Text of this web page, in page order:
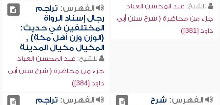
للشيخ: عبد المحسن العباد
جزء من محاضرة ( شرح سنن أبي
داود [381])
الفهرس: تراجم
رجال إسناد الرواة
المختلفين في حديث:
(الوزن وزن أهل مكة) ,
المكيال مكيال المدينة
للشيخ: عبد المحسن العباد
جزء من محاضرة ( شرح سنن أبي
داود [384])
الفهرس: شرح
الفهرس: تراجم